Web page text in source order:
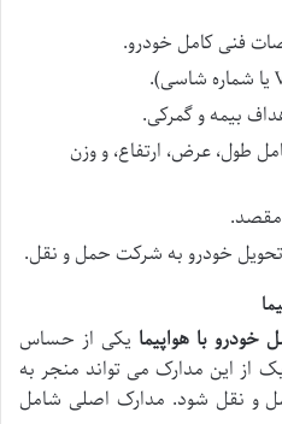
فنی کامل خودرو.
بیمه و گمرکی.
طول، عرض، ارتفاع، و وزن
مقصد.
تحویل خودرو به شرکت حمل و نقل.
خودرو با هواپیما یکی از حساس
این مدارک می تواند منجر به
و نقل شود. مدارک اصلی شامل